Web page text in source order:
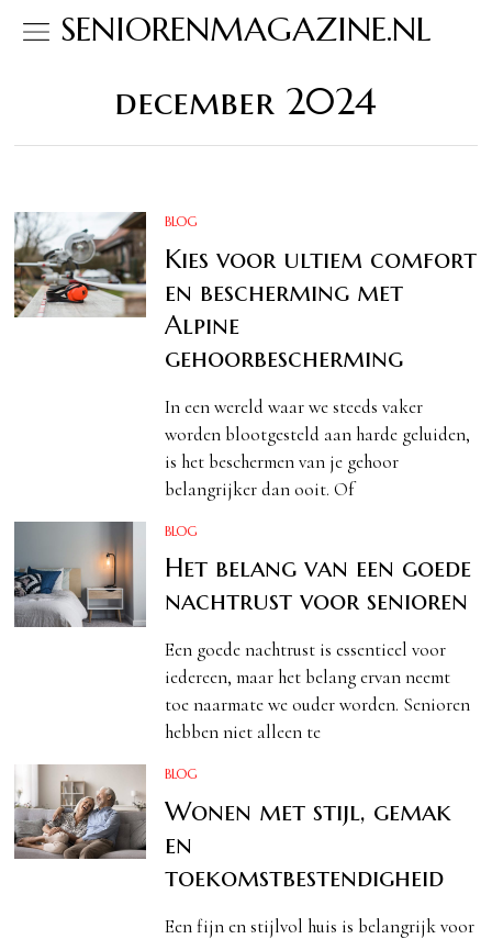
SENIORENMAGAZINE.NL
december 2024
BLOG
Kies voor ultiem comfort
en bescherming met
Alpine
gehoorbescherming
In een wereld waar we steeds vaker
worden blootgesteld aan harde geluiden,
is het beschermen van je gehoor
belangrijker dan ooit. Of
BLOG
Het belang van een goede
nachtrust voor senioren
Een goede nachtrust is essentieel voor
iedereen, maar het belang ervan neemt
toe naarmate we ouder worden. Senioren
hebben niet alleen te
BLOG
Wonen met stijl, gemak
en
toekomstbestendigheid
Een fijn en stijlvol huis is belangrijk voor